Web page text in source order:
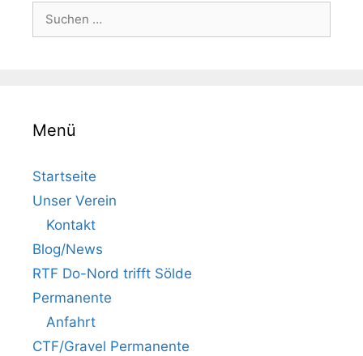
Suchen
Menü
Startseite
Unser Verein
Kontakt
Blog/News
RTF Do-Nord trifft Sölde
Permanente
Anfahrt
CTF/Gravel Permanente